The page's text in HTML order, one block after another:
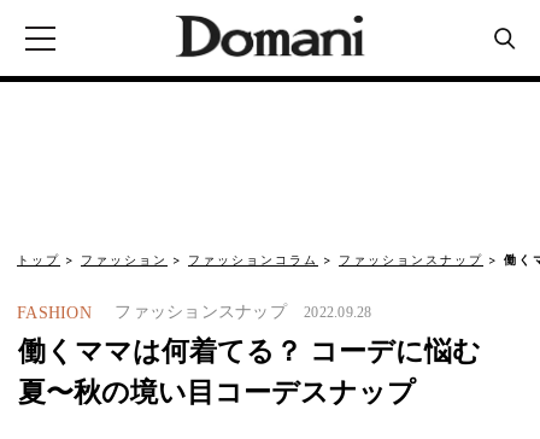
トップ ファッション ファッションコラム ファッションスナップ 働く
FASHION ファッションスナップ 2022.09.28
働くママは何着てる？ コーデに悩む
夏〜秋の境い目コーデスナップ